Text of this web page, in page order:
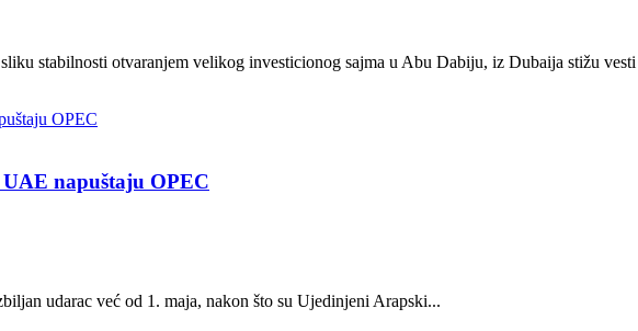
stabilnosti otvaranjem velikog investicionog sajma u Abu Dabiju, iz Dubaija stižu
napuštaju OPEC
udarac već od 1. maja, nakon što su Ujedinjeni Arapski...